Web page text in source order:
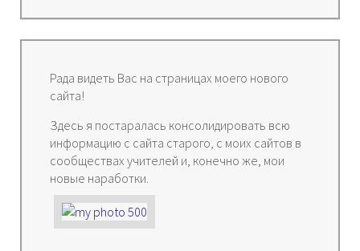
Рада видеть Вас на страницах моего нового
сайта!
Здесь я постаралась консолидировать всю
информацию с сайта старого, с моих сайтов в
сообществах учителей и, конечно же, мои
новые наработки.